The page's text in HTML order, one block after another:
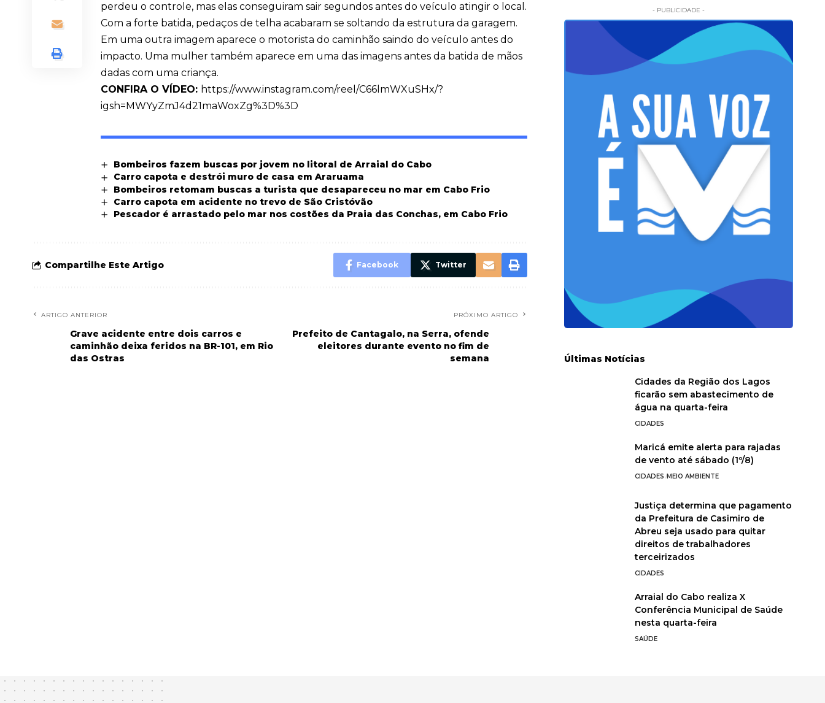
perdeu o controle, mas elas conseguiram sair segundos antes do veículo atingir o local.
Com a forte batida, pedaços de telha acabaram se soltando da estrutura da garagem.
Em uma outra imagem aparece o motorista do caminhão saindo do veículo antes do
impacto. Uma mulher também aparece em uma das imagens antes da batida de mãos
dadas com uma criança.
CONFIRA O VÍDEO: https://www.instagram.com/reel/C66lmWXuSHx/?
igsh=MWYyZmJ4d21maWoxZg%3D%3D
Bombeiros fazem buscas por jovem no litoral de Arraial do Cabo
Carro capota e destrói muro de casa em Araruama
Bombeiros retomam buscas a turista que desapareceu no mar em Cabo Frio
Carro capota em acidente no trevo de São Cristóvão
Pescador é arrastado pelo mar nos costões da Praia das Conchas, em Cabo Frio
Compartilhe Este Artigo Facebook Twitter
ARTIGO ANTERIOR
Grave acidente entre dois carros e
caminhão deixa feridos na BR-101, em Rio
das Ostras
PRÓXIMO ARTIGO
Prefeito de Cantagalo, na Serra, ofende
eleitores durante evento no fim de
semana
- PUBLICIDADE -
Últimas Notícias
Cidades da Região dos Lagos
ficarão sem abastecimento de
água na quarta-feira
CIDADES
Maricá emite alerta para rajadas
de vento até sábado (1º/8)
CIDADES MEIO AMBIENTE
Justiça determina que pagamento
da Prefeitura de Casimiro de
Abreu seja usado para quitar
direitos de trabalhadores
terceirizados
CIDADES
Arraial do Cabo realiza X
Conferência Municipal de Saúde
nesta quarta-feira
SAÚDE